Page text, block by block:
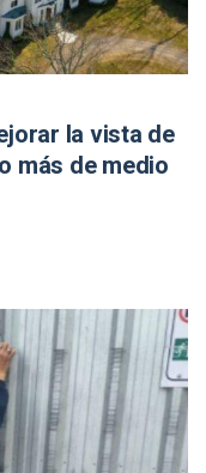
la vista de
más de medio